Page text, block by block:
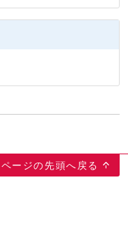
ページの先頭へ戻る